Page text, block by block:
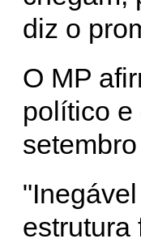
diz o
O MP
político e
estrutura